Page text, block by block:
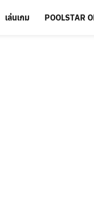
เล่นเกม POOLSTAR